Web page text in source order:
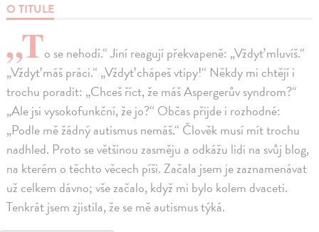
O TITULE
„To se nehodí.“ Jiní reagují překvapeně: „Vždyť mluvíš.“
„Vždyť máš práci.“ „Vždyť chápeš vtipy!“ Někdy mi chtějí i
trochu poradit: „Chceš říct, že máš Aspergerův syndrom?“
„Ale jsi vysokofunkční, že jo?“ Občas přijde i rozhodné:
„Podle mě žádný autismus nemáš.“ Člověk musí mít trochu
nadhled. Proto se většinou zasměju a odkážu lidi na svůj blog,
na kterém o těchto věcech píši. Začala jsem je zaznamenávat
už celkem dávno; vše začalo, když mi bylo kolem dvaceti.
Tenkrát jsem zjistila, že se mě autismus týká.